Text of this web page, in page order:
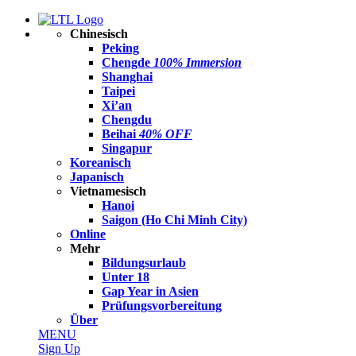
Chinesisch
Peking
Chengde 100% Immersion
Shanghai
Taipei
Xi’an
Chengdu
Beihai40% OFF
Singapur
Koreanisch
Japanisch
Vietnamesisch
Hanoi
Saigon (Ho Chi Minh City)
Online
Mehr
Bildungsurlaub
Unter 18
Gap Year in Asien
Prüfungsvorbereitung
Über
MENU
Sign Up